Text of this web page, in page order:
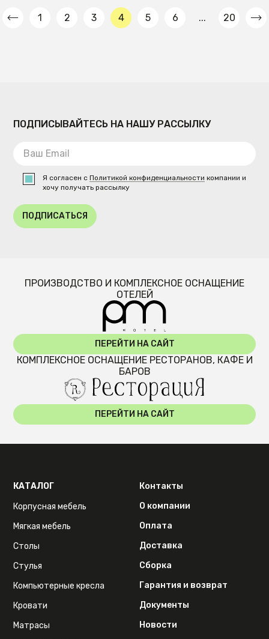
1 2 3 4 5 6 ... 20
ПОДПИСЫВАЙТЕСЬ НА НАШУ РАССЫЛКУ
Я согласен сПолитикой конфиденциальности компании и
хочу получать рассылку
ПОДПИСАТЬСЯ
ПРОИЗВОДСТВО И КОМПЛЕКСНОЕ ОСНАЩЕНИЕ
ОТЕЛЕЙ
ПЕРЕЙТИ НА САЙТ
КОМПЛЕКСНОЕ ОСНАЩЕНИЕ РЕСТОРАНОВ, КАФЕ И
БАРОВ
ПЕРЕЙТИ НА САЙТ
КАТАЛОГ
Корпусная мебель
Мягкая мебель
Столы
Стулья
Компьютерные кресла
Кровати
Матрасы
Контакты
О компании
Оплата
Доставка
Сборка
Гарантия и возврат
Документы
Новости